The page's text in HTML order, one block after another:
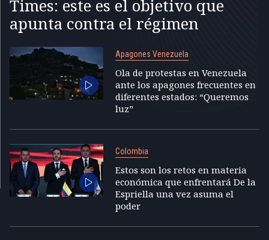
Times: este es el objetivo que
apunta contra el régimen
Apagones Venezuela
Ola de protestas en Venezuela
ante los apagones frecuentes en
diferentes estados: “Queremos
luz”
Colombia
Estos son los retos en materia
económica que enfrentará De la
Espriella una vez asuma el
poder